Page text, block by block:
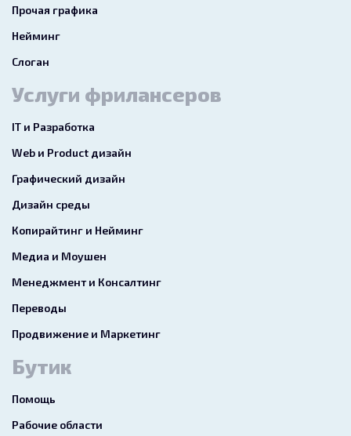
Прочая графика
Нейминг
Слоган
Услуги фрилансеров
IT и Разработка
Web и Product дизайн
Графический дизайн
Дизайн среды
Копирайтинг и Нейминг
Медиа и Моушен
Менеджмент и Консалтинг
Переводы
Продвижение и Маркетинг
Бутик
Помощь
Рабочие области